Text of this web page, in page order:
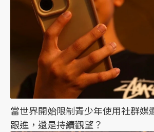
當世界開始限制青少年使用社群媒
跟進，還是持續觀望？